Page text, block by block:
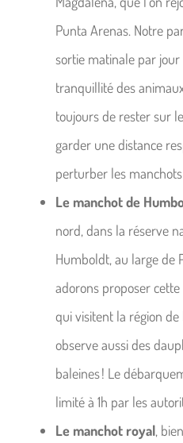
Punta Arenas. Notre
sortie matinale par
tranquillité des
toujours de rester sur
garder une distance
perturber les
Le manchot de
nord, dans la réserve
Humboldt, au large de
adorons proposer
qui visitent la région de
observe aussi des
baleines ! Le
limité à 1h par les
Le manchot royal,